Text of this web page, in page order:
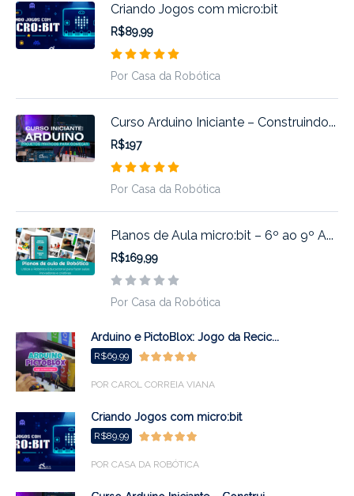
Criando Jogos com micro:bit
R$89,99
Por Casa da Robótica
Curso Arduino Iniciante – Construindo...
R$197
Por Casa da Robótica
Planos de Aula micro:bit – 6º ao 9º A...
R$169,99
Por Casa da Robótica
Arduino e PictoBlox: Jogo da Recic...
R$69,99
POR CAROL CORREIA VIANA
Criando Jogos com micro:bit
R$89,99
POR CASA DA ROBÓTICA